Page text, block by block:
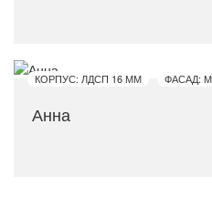
КОРПУС: ЛДСП 16 ММ ФАСАД:
Анна